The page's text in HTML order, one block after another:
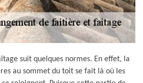
suit quelques normes. En effet, la
au sommet du toit se fait là où les